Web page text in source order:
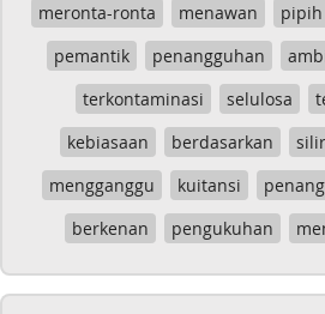
meronta-ronta
menawan pipih
pemantik
penangguhan
terkontaminasi
selulosa
kebiasaan
berdasarkan
mengganggu
kuitansi
berkenan
pengukuhan